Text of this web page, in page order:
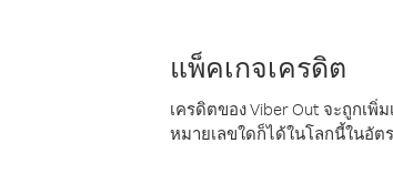
แพ็คเกจเครดิต
เครดิตของ Viber Out จะถูกเ
หมายเลขใดก็ได้ในโลกนี้ในอัต